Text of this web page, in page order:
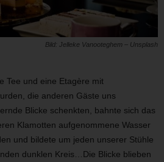
Bild: Jelleke Vanooteghem – Unsplash
Tee und eine Etagère mit
die anderen Gäste uns
Blicke schenkten, bahnte sich das
Klamotten aufgenommene Wasser
und bildete um jeden unserer Stühle
dunklen Kreis…Die Blicke blieben